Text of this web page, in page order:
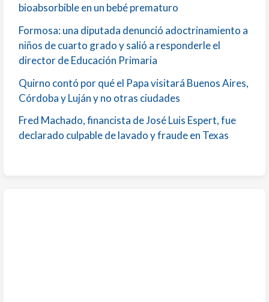
bioabsorbible en un bebé prematuro
Formosa: una diputada denunció adoctrinamiento a
niños de cuarto grado y salió a responderle el
director de Educación Primaria
Quirno contó por qué el Papa visitará Buenos Aires,
Córdoba y Luján y no otras ciudades
Fred Machado, financista de José Luis Espert, fue
declarado culpable de lavado y fraude en Texas